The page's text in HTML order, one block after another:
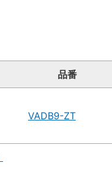
品番
VADB9-ZT